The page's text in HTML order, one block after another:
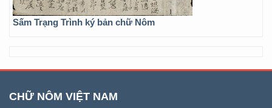
Sấm Trạng Trình ký bản chữ Nôm
CHỮ NÔM VIỆT NAM